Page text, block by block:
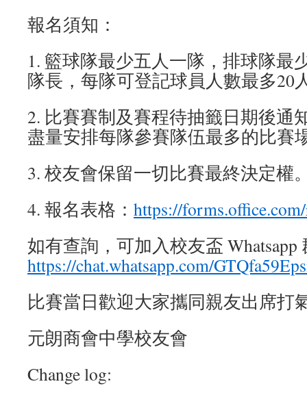
報名須知：
1. 籃球隊最少五人一隊，排球隊最
隊長，每隊可登記球員人數最多20
2. 比賽賽制及賽程待抽籤日期後通
盡量安排每隊參賽隊伍最多的比賽
3. 校友會保留一切比賽最終決定權
4. 報名表格： https://
如有查詢，可加入校友盃 Whatsapp
https://chat.whatsapp.com/
比賽當日歡迎大家攜同親友出席打
元朗商會中學校友會
Change log: